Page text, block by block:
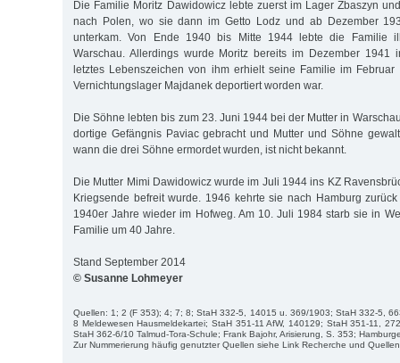
Die Familie Moritz Dawidowicz lebte zuerst im Lager Zbaszyn
nach Polen, wo sie dann im Getto Lodz und ab Dezember
unterkam. Von Ende 1940 bis Mitte 1944 lebte die Familie
Warschau. Allerdings wurde Moritz bereits im Dezember 1941
letztes Lebenszeichen von ihm erhielt seine Familie im
Vernichtungslager Majdanek deportiert worden war.
Die Söhne lebten bis zum 23. Juni 1944 bei der Mutter in
dortige Gefängnis Paviac gebracht und Mutter und Söhne
wann die drei Söhne ermordet wurden, ist nicht bekannt.
Die Mutter Mimi Dawidowicz wurde im Juli 1944 ins KZ
Kriegsende befreit wurde. 1946 kehrte sie nach Hamburg
1940er Jahre wieder im Hofweg. Am 10. Juli 1984 starb sie in
Familie um 40 Jahre.
Stand September 2014
© Susanne Lohmeyer
Quellen: 1; 2 (F 353); 4; 7; 8; StaH 332-5, 14015 u. 369/1903; StaH 332-5,
8 Meldewesen Hausmeldekartei; StaH 351-11 AfW, 140129; StaH 351-11,
StaH 362-6/10 Talmud-Tora-Schule; Frank Bajohr, Arisierung, S. 353;
Zur Nummerierung häufig genutzter Quellen siehe Link Recherche und